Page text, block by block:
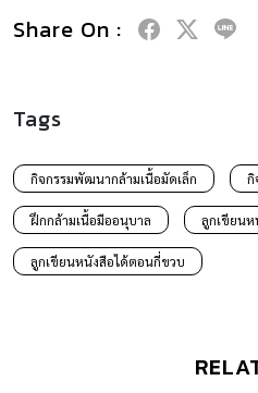
Share On :
Tags
กิจกรรมพัฒนากล้ามเนื้อมัดเล็ก กิ
ฝึกกล้ามเนื้อมืออนุบาล ลูกเขียนห
ลูกเขียนหนังสือได้ตอนกี่ขวบ